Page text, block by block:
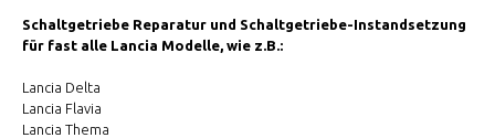
Schaltgetriebe Reparatur und Schaltgetriebe-Instandsetzung
für fast alle Lancia Modelle, wie z.B.:
Lancia Delta
Lancia Flavia
Lancia Thema